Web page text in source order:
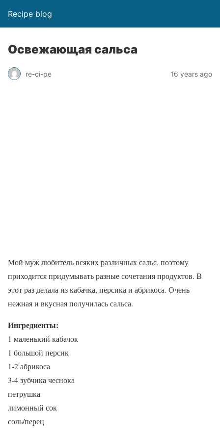
Recipe blog
Освежающая сальса
re-ci-pe 16 years ago
Мой муж любитель всяких различных сальс, поэтому
приходится придумывать разные сочетания продуктов. В
этот раз делала из кабачка, персика и абрикоса. Очень
нежная и вкусная получилась сальса.
Ингредиенты:
1 маленький кабачок
1 большой персик
1-2 абрикоса
3-4 зубчика чеснока
петрушка
лимонный сок
соль/перец